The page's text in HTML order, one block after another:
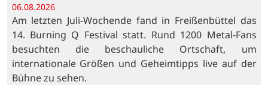
06.08.2026
Am letzten Juli-Wochende fand in Freißenbüttel das
14. Burning Q Festival statt. Rund 1200 Metal-Fans
besuchten die beschauliche Ortschaft, um
internationale Größen und Geheimtipps live auf der
Bühne zu sehen.